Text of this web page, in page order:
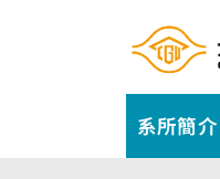
系所簡介